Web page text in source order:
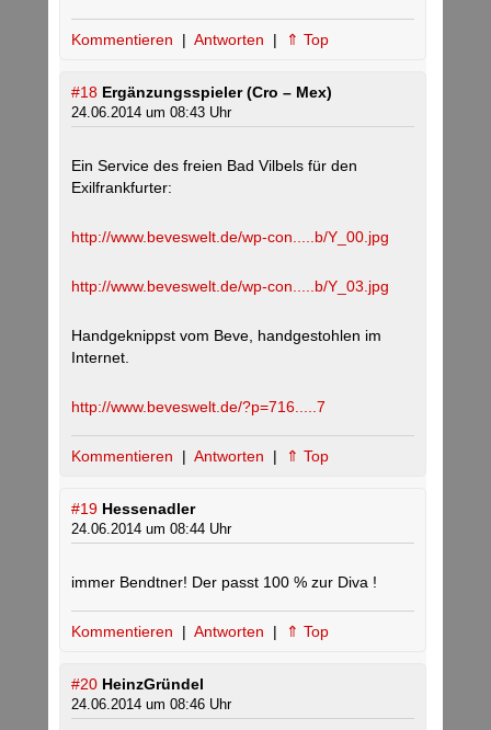
Kommentieren | Antworten | ⇑ Top
#18 Ergänzungsspieler (Cro – Mex)
24.06.2014 um 08:43 Uhr
Ein Service des freien Bad Vilbels für den
Exilfrankfurter:
http://www.beveswelt.de/wp-con.....b/Y_00.jpg
http://www.beveswelt.de/wp-con.....b/Y_03.jpg
Handgeknippst vom Beve, handgestohlen im
Internet.
http://www.beveswelt.de/?p=716.....7
Kommentieren | Antworten | ⇑ Top
#19 Hessenadler
24.06.2014 um 08:44 Uhr
immer Bendtner! Der passt 100 % zur Diva !
Kommentieren | Antworten | ⇑ Top
#20 HeinzGründel
24.06.2014 um 08:46 Uhr